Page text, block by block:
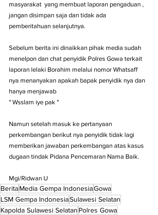
masyarakat  yang membuat laporan pengaduan ,
jangan disimpan saja dan tidak ada
pemberitahuan selanjutnya.
Sebelum berita ini dinaikkan pihak media sudah
menelpon dan chat penyidik Polres Gowa terkait
laporan lelaki Borahim melalui nomor Whatsaff
nya menanyakan apakah bapak penyidik nya dan
hanya menjawab
" Wsslam iye pak "
Namun setelah masuk ke pertanyaan
perkembangan berikut nya penyidik tidak lagi
memberikan jawaban perkembangan atas kasus
dugaan tindak Pidana Pencemaran Nama Baik.
Mgi/Ridwan U
BeritaMedia Gempa IndonesiaGowa
LSM Gempa IndonesiaSulawesi Selatan
Kapolda Sulawesi Selatan Polres Gowa